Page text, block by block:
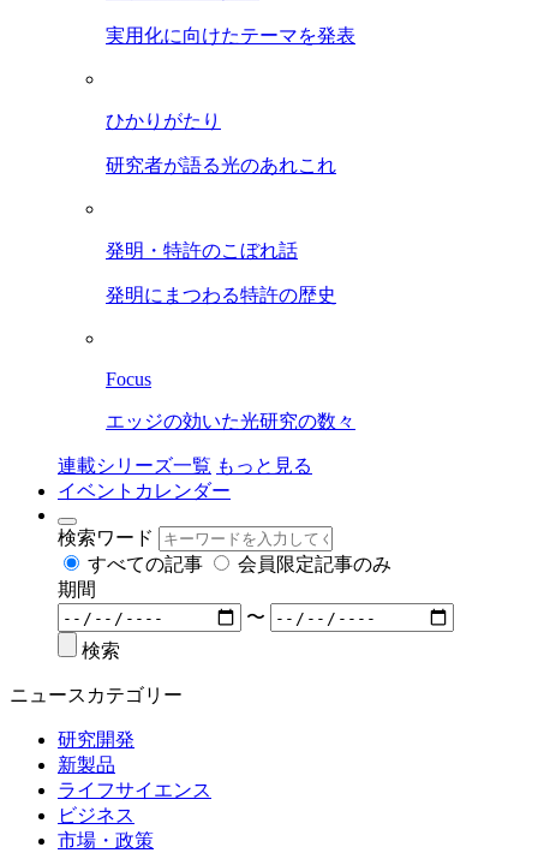
実用化に向けたテーマを発表
ひかりがたり
研究者が語る光のあれこれ
発明・特許のこぼれ話
発明にまつわる特許の歴史
Focus
エッジの効いた光研究の数々
連載シリーズ一覧 もっと見る
イベントカレンダー
検索ワード
すべての記事
会員限定記事のみ
期間
〜
検索
ニュースカテゴリー
研究開発
新製品
ライフサイエンス
ビジネス
市場・政策